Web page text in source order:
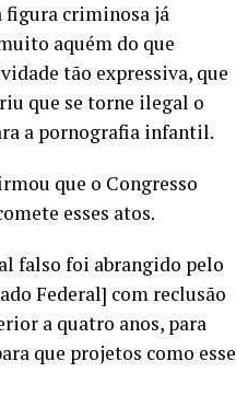
figura criminosa já
aquém do que
tão expressiva, que
que se torne ilegal o
a pornografia infantil.
que o Congresso
esses atos.
falso foi abrangido pelo
Federal] com reclusão
a quatro anos, para
que projetos como esse